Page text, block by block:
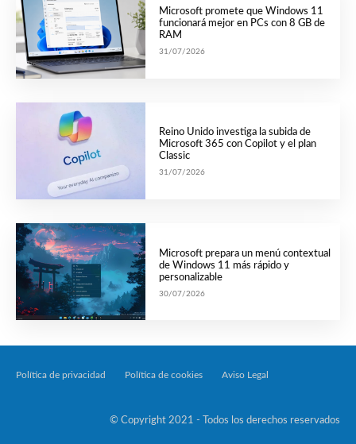
Microsoft promete que Windows 11
funcionará mejor en PCs con 8 GB de
RAM
31/07/2026
Reino Unido investiga la subida de
Microsoft 365 con Copilot y el plan
Classic
31/07/2026
Microsoft prepara un menú contextual
de Windows 11 más rápido y
personalizable
30/07/2026
Política de privacidad Política de cookies Aviso Legal
© Copyright 2021 - Todos los derechos reservados